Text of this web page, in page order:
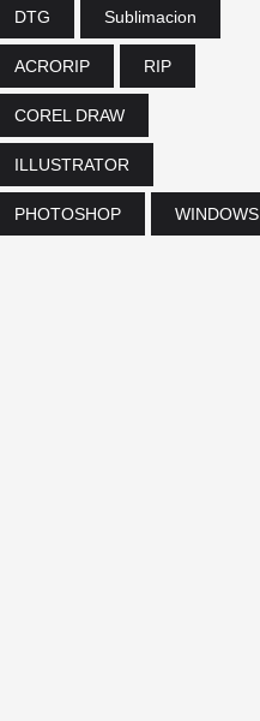
DTG Sublimacion
ACRORIP RIP
COREL DRAW
ILLUSTRATOR
PHOTOSHOP WINDOWS